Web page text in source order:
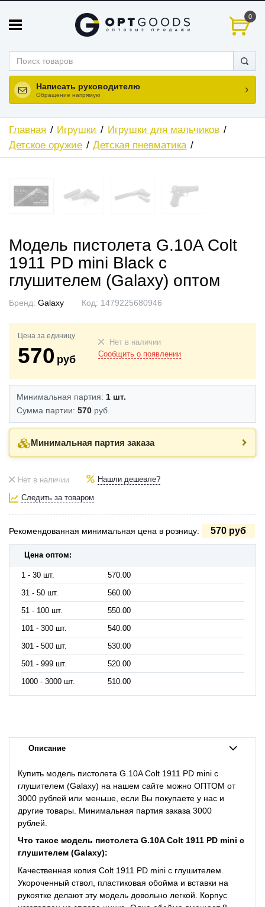
0
Написать руководителю
Обращение напрямую
Главная Игрушки
Игрушки для мальчиков
Детское оружие
Детская пневматика
ХИТ
Модель пистолета G.10A Colt
1911 PD mini Black с
глушителем (Galaxy) оптом
Бренд: Galaxy Код: 1479225680946
Цена за единицу
570 руб
Нет в наличии
Сообщить о появлении
Минимальная партия: 1 шт.
Сумма партии: 570 руб.
Минимальная партия заказа
Нет в наличии Нашли дешевле?
Следить за товаром
Рекомендованная минимальная цена в розницу: 570 руб
Цена оптом:
1 - 30 шт.
570.00
31 - 50 шт.
560.00
51 - 100 шт.
550.00
101 - 300 шт.
540.00
301 - 500 шт.
530.00
501 - 999 шт.
520.00
1000 - 3000 шт.
510.00
Описание
Купить модель пистолета G.10A Colt 1911 PD mini с
глушителем (Galaxy) на нашем сайте можно ОПТОМ от
3000 рублей или меньше, если Вы покупаете у нас и
другие товары. Минимальная партия заказа 3000
рублей.
Что такое модель пистолета G.10A Colt 1911 PD mini с
глушителем (Galaxy):
Качественная копия Colt 1911 PD mini с глушителем.
Укороченный ствол, пластиковая обойма и вставки на
рукоятке делают эту модель довольно легкой. Корпус